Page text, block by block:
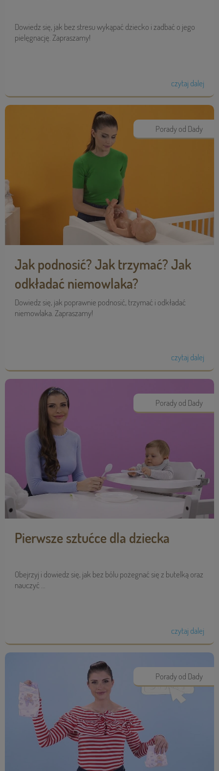
Dowiedz się, jak bez stresu wykąpać dziecko i zadbać o jego
pielęgnację. Zapraszamy!
czytaj dalej
Porady od Dady
Jak podnosić? Jak trzymać? Jak
odkładać niemowlaka?
Dowiedz się, jak poprawnie podnosić, trzymać i odkładać
niemowlaka. Zapraszamy!
czytaj dalej
Porady od Dady
Pierwsze sztućce dla dziecka
Obejrzyj i dowiedz się, jak bez bólu pożegnać się z butelką oraz
nauczyć ...
czytaj dalej
Porady od Dady